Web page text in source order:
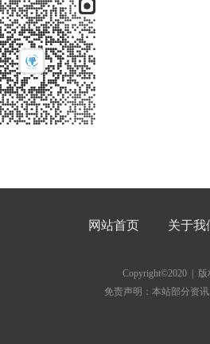
网站首页 关于我
Copyright©2020  |
免责声明：本站部分资